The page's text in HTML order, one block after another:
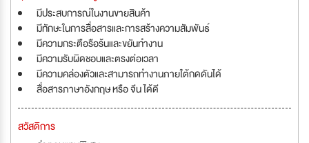
มีประสบการณ์ในงานขายสินค้า
มีทักษะในการสื่อสารและการสร้างความสัมพันธ์
มีความกระตือรือร้นและขยันทำงาน
มีความรับผิดชอบและตรงต่อเวลา
มีความคล่องตัวและสามารถทำงานภายใต้กดดันได้
สื่อสารภาษาอังกฤษ หรือ จีน ได้ดี
สวัสดิการ